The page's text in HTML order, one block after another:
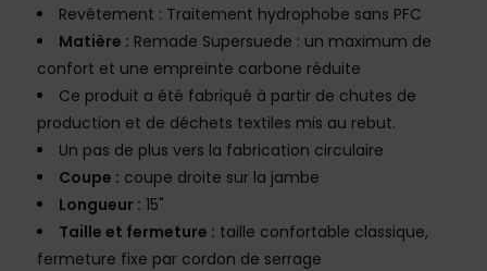
Revêtement : Traitement hydrophobe sans PFC
Matière : Remade Supersuede : un maximum de
confort et une empreinte carbone réduite
Ce produit a été fabriqué à partir de chutes de
production et de déchets textiles mis au rebut.
Un pas de plus vers la fabrication circulaire
Coupe : coupe droite sur la jambe
Longueur : 15"
Taille et fermeture : taille confortable classique,
fermeture fixe par cordon de serrage